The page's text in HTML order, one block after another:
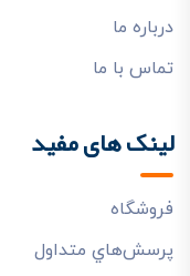
درباره ما
تماس با ما
لینک های مفید
فروشگاه
پرسش‌هاي متداول